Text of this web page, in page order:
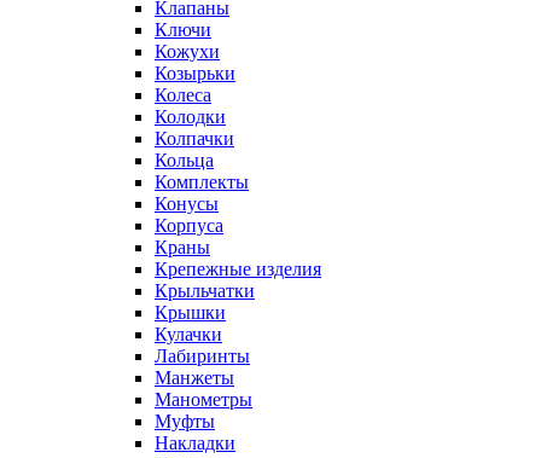
Клапаны
Ключи
Кожухи
Козырьки
Колеса
Колодки
Колпачки
Кольца
Комплекты
Конусы
Корпуса
Краны
Крепежные изделия
Крыльчатки
Крышки
Кулачки
Лабиринты
Манжеты
Манометры
Муфты
Накладки